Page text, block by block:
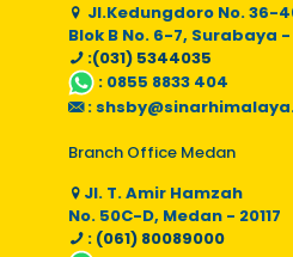
Jl.Kedungdoro No. 36-
Blok B No. 6-7, Surabaya -
:(031) 5344035
: 0855 8833 404
:
Branch Office Medan
Jl. T. Amir Hamzah
No. 50C-D, Medan - 20117
: (061) 80089000